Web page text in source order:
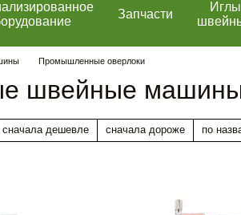
Запчасти
Иглы
Промышленные оверлоки
швейные
сначала дешевле сначала дороже по